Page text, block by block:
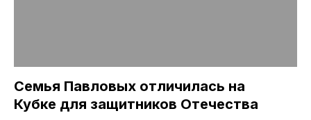
Семья Павловых отличилась на
Кубке для защитников Отечества